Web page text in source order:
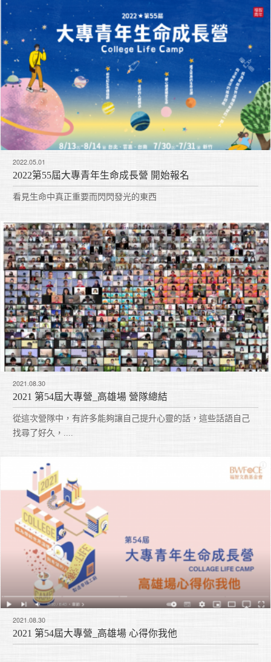
2022.05.01
2022第55屆大專青年生命成長營 開始報名
看見生命中真正重要而閃閃發光的東西
2021.08.30
2021 第54屆大專營_高雄場 營隊總結
從這次營隊中，有許多能夠讓自己提升心靈的話，這些話語自己
找尋了好久，....
2021.08.30
2021 第54屆大專營_高雄場 心得你我他